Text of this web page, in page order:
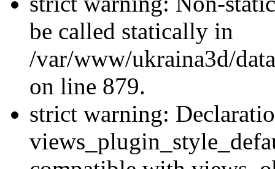
be called statically in
/var/www/ukraina3d/
on line 879.
strict warning: